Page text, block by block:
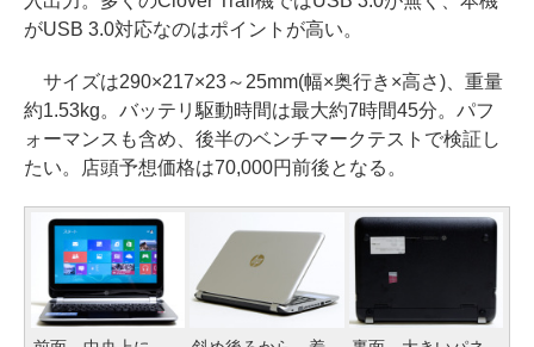
がUSB 3.0対応なのはポイントが高い。
サイズは290×217×23～25mm(幅×奥行き×高さ)、重量
約1.53kg。バッテリ駆動時間は最大約7時間45分。パフ
ォーマンスも含め、後半のベンチマークテストで検証し
たい。店頭予想価格は70,000円前後となる。